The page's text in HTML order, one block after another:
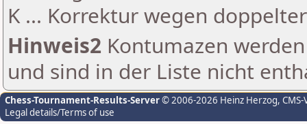
K ... Korrektur wegen
Hinweis2 Kontumazen
und sind in der Liste nicht
Chess-Tournament-Results-Server© 2006-2026 Heinz Herzog,
Legal details/Terms of use